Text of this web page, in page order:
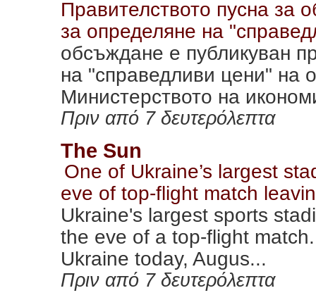
Правителството пусна за
за определяне на
обсъждане е публикуван
на "справедливи цени" на
Министерството на
Πριν από 7 δευτερόλεπτα
The Sun
One of Ukraine’s largest
eve of top-flight match
Ukraine's largest sports
the eve of a top-flight
Ukraine today, Augus...
Πριν από 7 δευτερόλεπτα